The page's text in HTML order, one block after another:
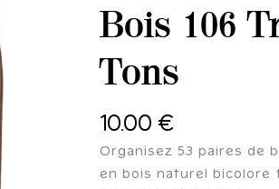
Bois 106
Tons
10.00 €
Organisez 53 paires de
en bois naturel